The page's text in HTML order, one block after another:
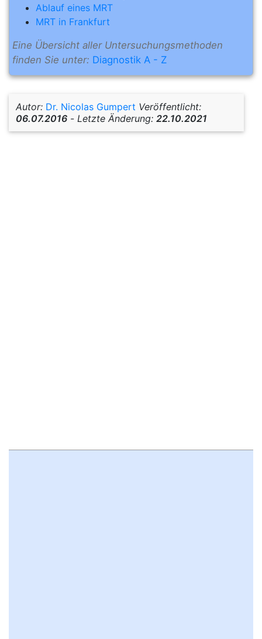
Ablauf eines MRT
MRT in Frankfurt
Eine Übersicht aller Untersuchungsmethoden
finden Sie unter: Diagnostik A - Z
Autor: Dr. Nicolas Gumpert Veröffentlicht:
06.07.2016 - Letzte Änderung: 22.10.2021